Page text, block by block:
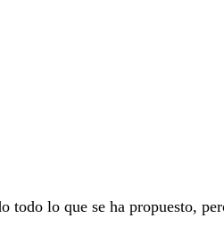
todo lo que se ha propuesto,